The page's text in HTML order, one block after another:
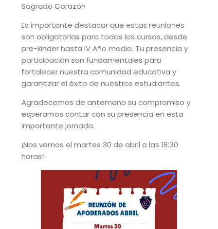
Sagrado Corazón
Es importante destacar que estas reuniones
son obligatorias para todos los cursos, desde
pre-kinder hasta IV Año medio. Tu presencia y
participación son fundamentales para
fortalecer nuestra comunidad educativa y
garantizar el éxito de nuestros estudiantes.
Agradecemos de antemano su compromiso y
esperamos contar con su presencia en esta
importante jornada.
¡Nos vemos el martes 30 de abril a las 18:30
horas!